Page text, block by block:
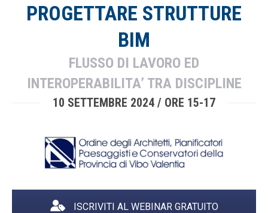
PROGETTARE STRUTTURE
BIM
FLUSSO DI LAVORO ED
INTEROPERABILITA’ TRA DISCIPLINE
10 SETTEMBRE 2024 / ORE 15-17
ISCRIVITI AL WEBINAR GRATUITO